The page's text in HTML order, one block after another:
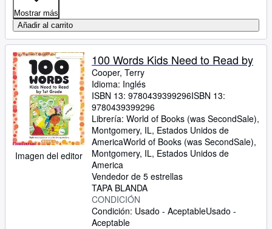
Mostrar más
Añadir al carrito
Imagen del editor
100 Words Kids Need to Read by
Cooper, Terry
Idioma: Inglés
ISBN 13: 9780439399296ISBN 13:
9780439399296
Librería: World of Books (was SecondSale),
Montgomery, IL, Estados Unidos de
AmericaWorld of Books (was SecondSale),
Montgomery, IL, Estados Unidos de
America
Vendedor de 5 estrellas
TAPA BLANDA
CONDICIÓN
Condición: Usado - AceptableUsado -
Aceptable